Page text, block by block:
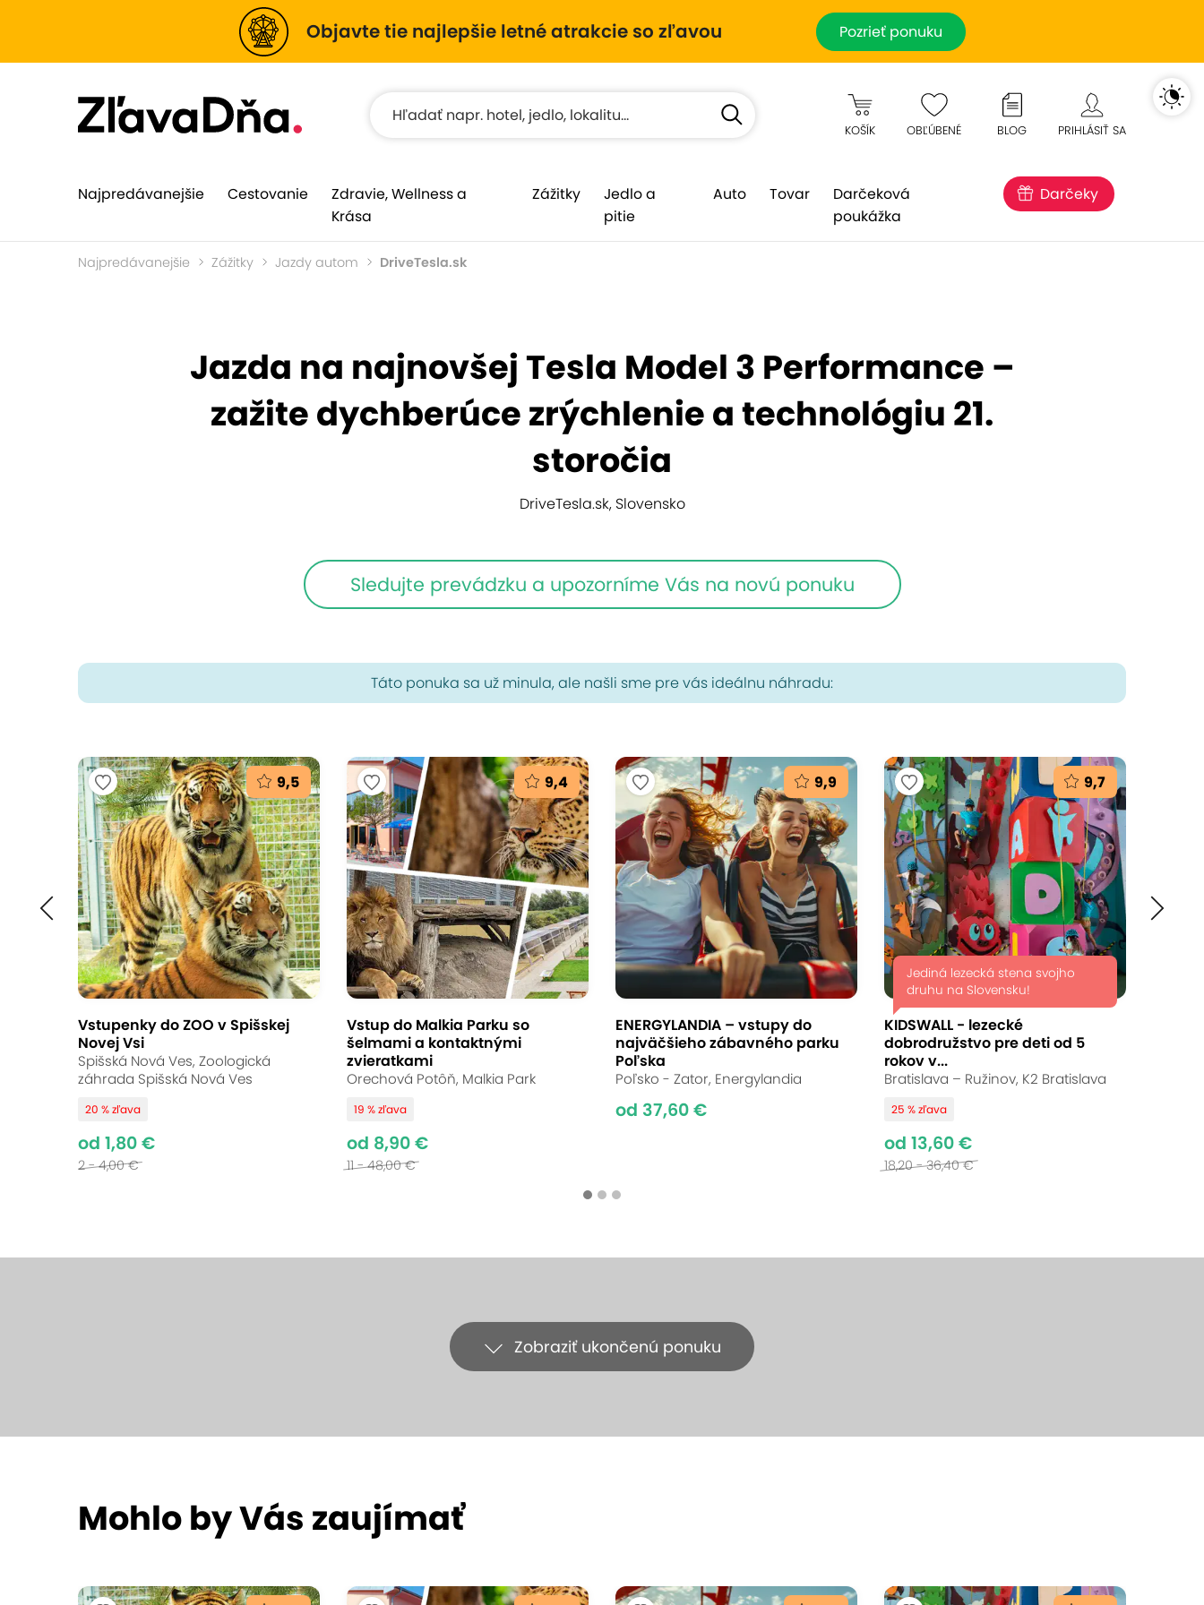
Objavte tie najlepšie letné atrakcie so zľavou Pozrieť ponuku
KOŠÍK OBĽÚBENÉ BLOG PRIHLÁSIŤ SA
Najpredávanejšie Cestovanie
Zdravie, Wellness a
Krása
Zážitky
Jedlo a
pitie
Auto Tovar
Darčeková
poukážka
Darčeky
Najpredávanejšie Zážitky Jazdy autom DriveTesla.sk
Jazda na najnovšej Tesla Model 3 Performance –
zažite dychberúce zrýchlenie a technológiu 21.
storočia
DriveTesla.sk, Slovensko
Sledujte prevádzku a upozorníme Vás na novú ponuku
Táto ponuka sa už minula, ale našli sme pre vás ideálnu náhradu:
9,5
Vstupenky do ZOO v Spišskej
Novej Vsi
Spišská Nová Ves, Zoologická
záhrada Spišská Nová Ves
20 % zľava
od 1,80 €
2 - 4,00 €
9,4
Vstup do Malkia Parku so
šelmami a kontaktnými
zvieratkami
Orechová Potôň, Malkia Park
19 % zľava
od 8,90 €
11 - 48,00 €
9,9
ENERGYLANDIA – vstupy do
najväčšieho zábavného parku
Poľska
Poľsko - Zator, Energylandia
od 37,60 €
9,7
Jediná lezecká stena svojho
druhu na Slovensku!
KIDSWALL - lezecké
dobrodružstvo pre deti od 5
rokov v...
Bratislava – Ružinov, K2 Bratislava
25 % zľava
od 13,60 €
18,20 - 36,40 €
Zobraziť ukončenú ponuku
Mohlo by Vás zaujímať